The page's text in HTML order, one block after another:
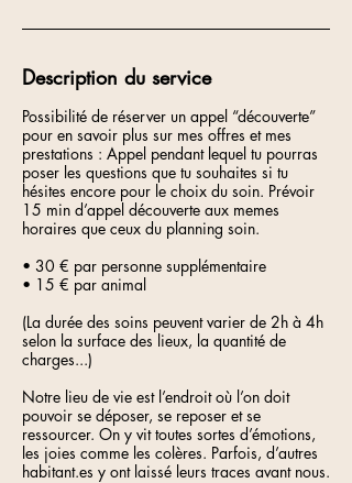
Description du service
Possibilité de réserver un appel “découverte”
pour en savoir plus sur mes offres et mes
prestations : Appel pendant lequel tu pourras
poser les questions que tu souhaites si tu
hésites encore pour le choix du soin. Prévoir
15 min d’appel découverte aux memes
horaires que ceux du planning soin.
• 30 € par personne supplémentaire
• 15 € par animal
(La durée des soins peuvent varier de 2h à 4h
selon la surface des lieux, la quantité de
charges...)
Notre lieu de vie est l’endroit où l’on doit
pouvoir se déposer, se reposer et se
ressourcer. On y vit toutes sortes d’émotions,
les joies comme les colères. Parfois, d’autres
habitant.es y ont laissé leurs traces avant nous.